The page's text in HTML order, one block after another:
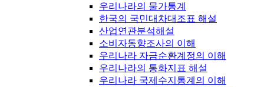
우리나라의 물가통계
한국의 국민대차대조표 해설
산업연관분석해설
소비자동향조사의 이해
우리나라 자금순환계정의 이해
우리나라의 통화지표 해설
우리나라 국제수지통계의 이해